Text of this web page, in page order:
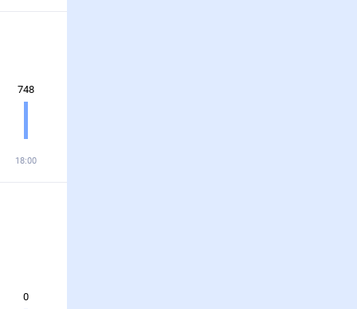
748
18:00
0